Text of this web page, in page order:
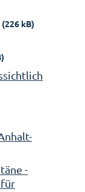
(226 kB)
-
für